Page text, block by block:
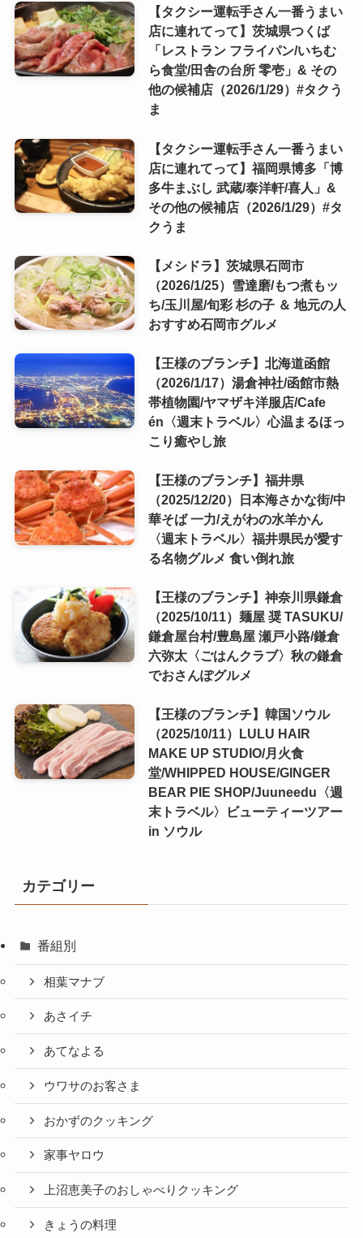
【タクシー運転手さん一番うまい
店に連れてって】茨城県つくば
「レストラン フライパン/いちむ
ら食堂/田舎の台所 零壱」& その
他の候補店（2026/1/29）#タクう
ま
【タクシー運転手さん一番うまい
店に連れてって】福岡県博多「博
多牛まぶし 武蔵/泰洋軒/喜人」&
その他の候補店（2026/1/29）#タ
クうま
【メシドラ】茨城県石岡市
（2026/1/25）雪達磨/もつ煮もッ
ち/玉川屋/旬彩 杉の子 ＆ 地元の人
おすすめ石岡市グルメ
【王様のブランチ】北海道函館
（2026/1/17）湯倉神社/函館市熱
帯植物園/ヤマザキ洋服店/Cafe
én〈週末トラベル〉心温まるほっ
こり癒やし旅
【王様のブランチ】福井県
（2025/12/20）日本海さかな街/中
華そば 一力/えがわの水羊かん
〈週末トラベル〉福井県民が愛す
る名物グルメ 食い倒れ旅
【王様のブランチ】神奈川県鎌倉
（2025/10/11）麺屋 奨 TASUKU/
鎌倉屋台村/豊島屋 瀬戸小路/鎌倉
六弥太〈ごはんクラブ〉秋の鎌倉
でおさんぽグルメ
【王様のブランチ】韓国ソウル
（2025/10/11）LULU HAIR
MAKE UP STUDIO/月火食
堂/WHIPPED HOUSE/GINGER
BEAR PIE SHOP/Juuneedu〈週
末トラベル〉ビューティーツアー
in ソウル
カテゴリー
番組別
相葉マナブ
あさイチ
あてなよる
ウワサのお客さま
おかずのクッキング
家事ヤロウ
上沼恵美子のおしゃべりクッキング
きょうの料理